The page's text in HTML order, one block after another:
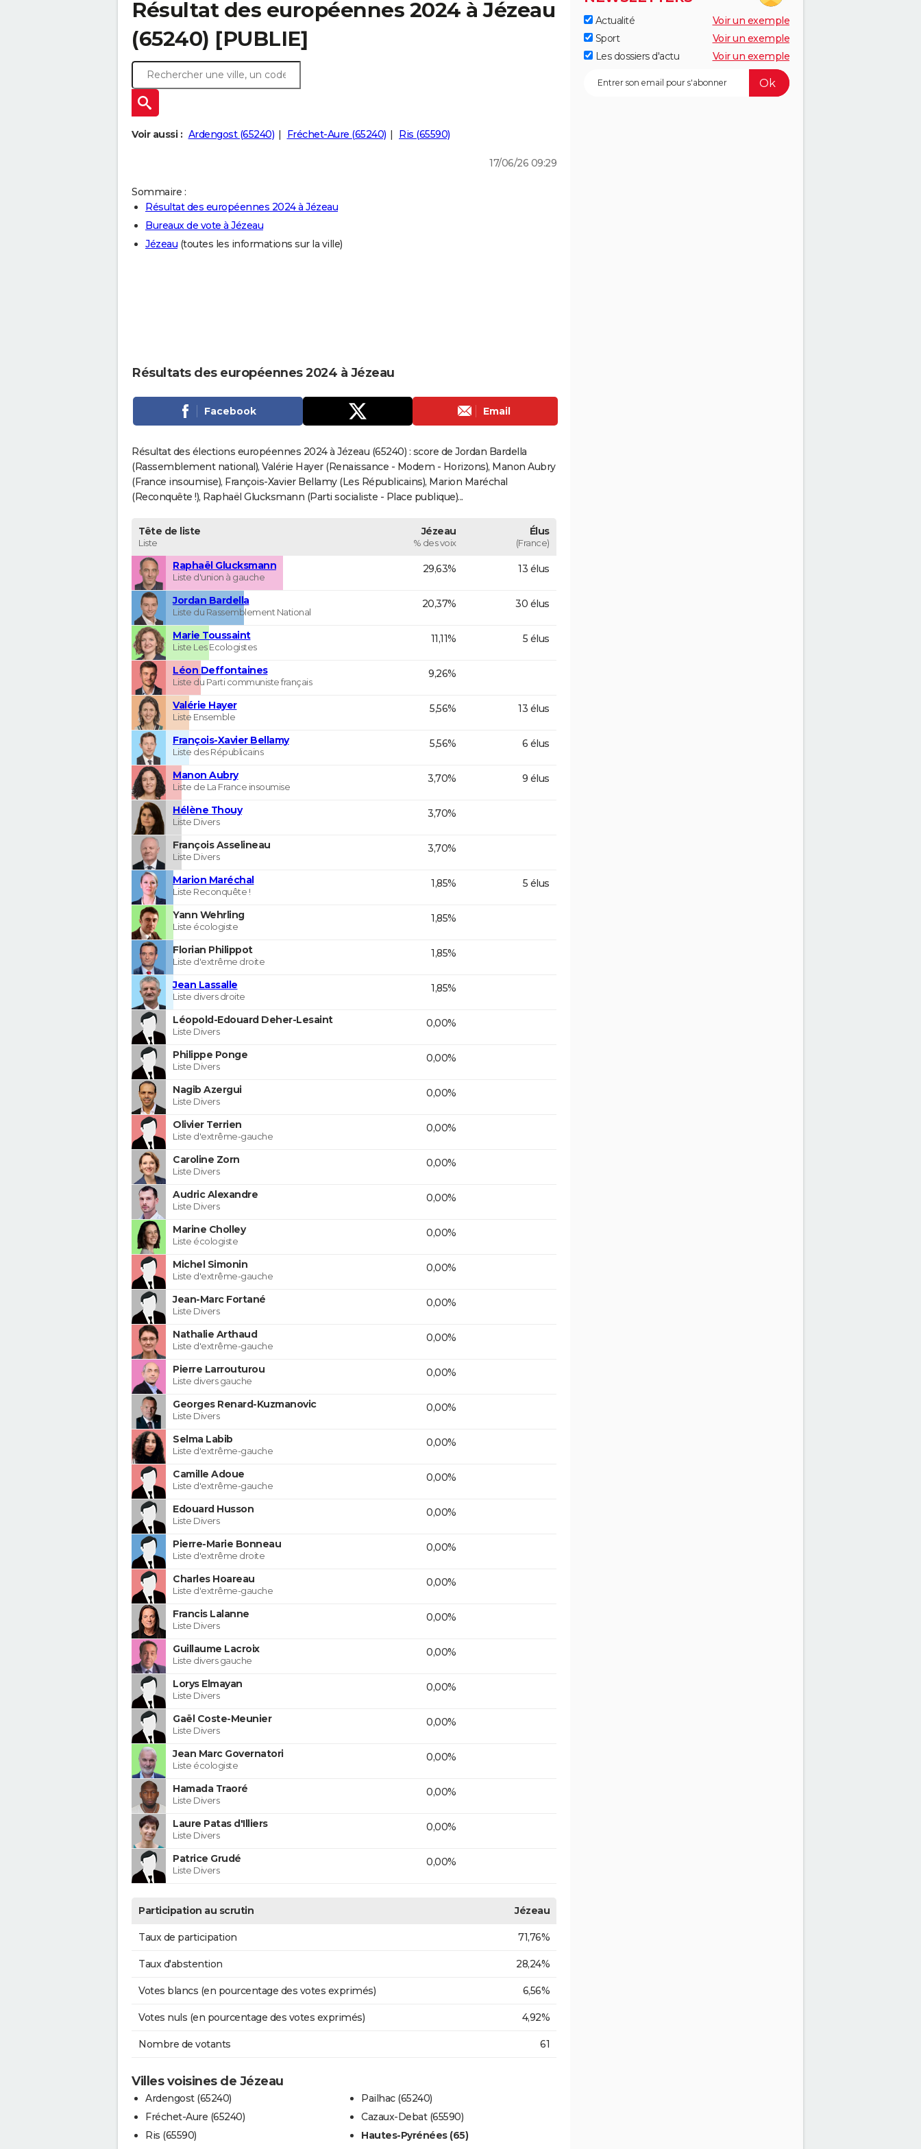
Résultat des européennes 2024 à Jézeau
(65240) [PUBLIE]
Voir aussi : Ardengost (65240) Fréchet-Aure (65240) Ris (65590)
17/06/26 09:29
Sommaire :
Résultat des européennes 2024 à Jézeau
Bureaux de vote à Jézeau
Jézeau (toutes les informations sur la ville)
Résultats des européennes 2024 à Jézeau
Facebook Email
Résultat des élections européennes 2024 à Jézeau (65240) : score de Jordan Bardella
(Rassemblement national), Valérie Hayer (Renaissance - Modem - Horizons), Manon Aubry
(France insoumise), François-Xavier Bellamy (Les Républicains), Marion Maréchal
(Reconquête !), Raphaël Glucksmann (Parti socialiste - Place publique)...
Tête de liste
Liste
Jézeau
% des voix
Élus
(France)
Raphaël Glucksmann
Liste d'union à gauche
29,63% 13 élus
Jordan Bardella
Liste du Rassemblement National
20,37% 30 élus
Marie Toussaint
Liste Les Ecologistes
11,11% 5 élus
Léon Deffontaines
Liste du Parti communiste français
9,26%
Valérie Hayer
Liste Ensemble
5,56% 13 élus
François-Xavier Bellamy
Liste des Républicains
5,56% 6 élus
Manon Aubry
Liste de La France insoumise
3,70% 9 élus
Hélène Thouy
Liste Divers
3,70%
François Asselineau
Liste Divers
3,70%
Marion Maréchal
Liste Reconquête !
1,85% 5 élus
Yann Wehrling
Liste écologiste
1,85%
Florian Philippot
Liste d'extrême droite
1,85%
Jean Lassalle
Liste divers droite
1,85%
Léopold-Edouard Deher-Lesaint
Liste Divers
0,00%
Philippe Ponge
Liste Divers
0,00%
Nagib Azergui
Liste Divers
0,00%
Olivier Terrien
Liste d'extrême-gauche
0,00%
Caroline Zorn
Liste Divers
0,00%
Audric Alexandre
Liste Divers
0,00%
Marine Cholley
Liste écologiste
0,00%
Michel Simonin
Liste d'extrême-gauche
0,00%
Jean-Marc Fortané
Liste Divers
0,00%
Nathalie Arthaud
Liste d'extrême-gauche
0,00%
Pierre Larrouturou
Liste divers gauche
0,00%
Georges Renard-Kuzmanovic
Liste Divers
0,00%
Selma Labib
Liste d'extrême-gauche
0,00%
Camille Adoue
Liste d'extrême-gauche
0,00%
Edouard Husson
Liste Divers
0,00%
Pierre-Marie Bonneau
Liste d'extrême droite
0,00%
Charles Hoareau
Liste d'extrême-gauche
0,00%
Francis Lalanne
Liste Divers
0,00%
Guillaume Lacroix
Liste divers gauche
0,00%
Lorys Elmayan
Liste Divers
0,00%
Gaël Coste-Meunier
Liste Divers
0,00%
Jean Marc Governatori
Liste écologiste
0,00%
Hamada Traoré
Liste Divers
0,00%
Laure Patas d'Illiers
Liste Divers
0,00%
Patrice Grudé
Liste Divers
0,00%
Participation au scrutin Jézeau
Taux de participation 71,76%
Taux d'abstention 28,24%
Votes blancs (en pourcentage des votes exprimés) 6,56%
Votes nuls (en pourcentage des votes exprimés) 4,92%
Nombre de votants 61
Villes voisines de Jézeau
Ardengost (65240)
Fréchet-Aure (65240)
Ris (65590)
Pailhac (65240)
Cazaux-Debat (65590)
Hautes-Pyrénées (65)
Actualité
Voir un exemple
Sport
Voir un exemple
Les dossiers d'actu
Voir un exemple